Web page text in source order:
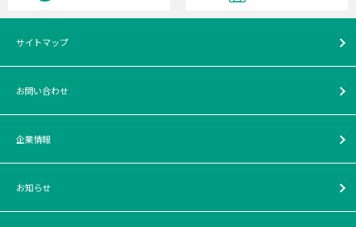
サイトマップ
お問い合わせ
企業情報
お知らせ